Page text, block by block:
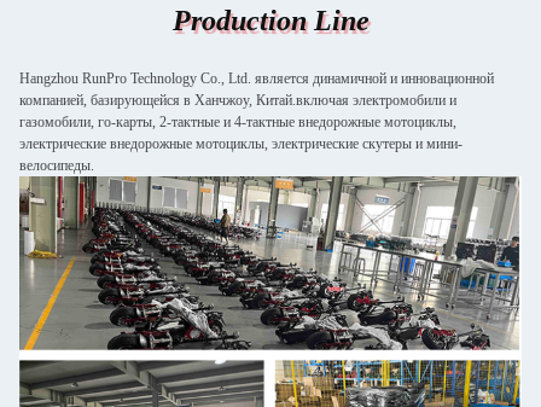
Production Line
Hangzhou RunPro Technology Co., Ltd. является динамичной и инновационной
компанией, базирующейся в Ханчжоу, Китай.включая электромобили и
газомобили, го-карты, 2-тактные и 4-тактные внедорожные мотоциклы,
электрические внедорожные мотоциклы, электрические скутеры и мини-
велосипеды.